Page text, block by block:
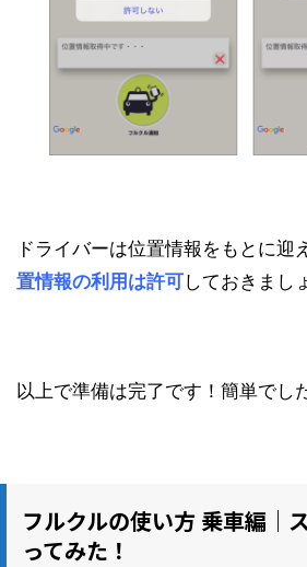
ドライバーは位置情報をもとに迎
置情報の利用は許可しておきまし
以上で準備は完了です！簡単でし
フルクルの使い方 乗車編｜
ってみた！